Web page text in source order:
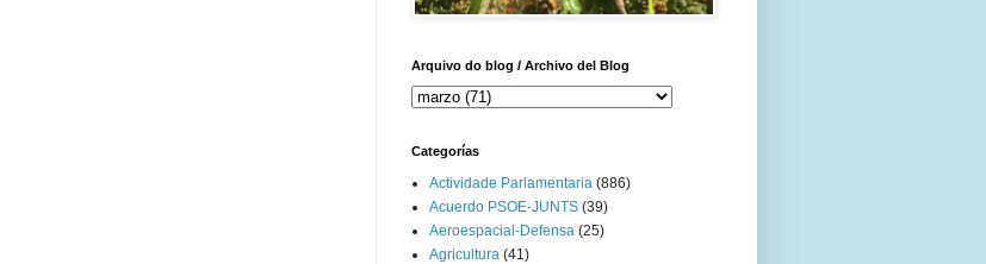
Arquivo do blog / Archivo del Blog
Categorías
Actividade Parlamentaria (886)
Acuerdo PSOE-JUNTS (39)
Aeroespacial-Defensa (25)
Agricultura (41)